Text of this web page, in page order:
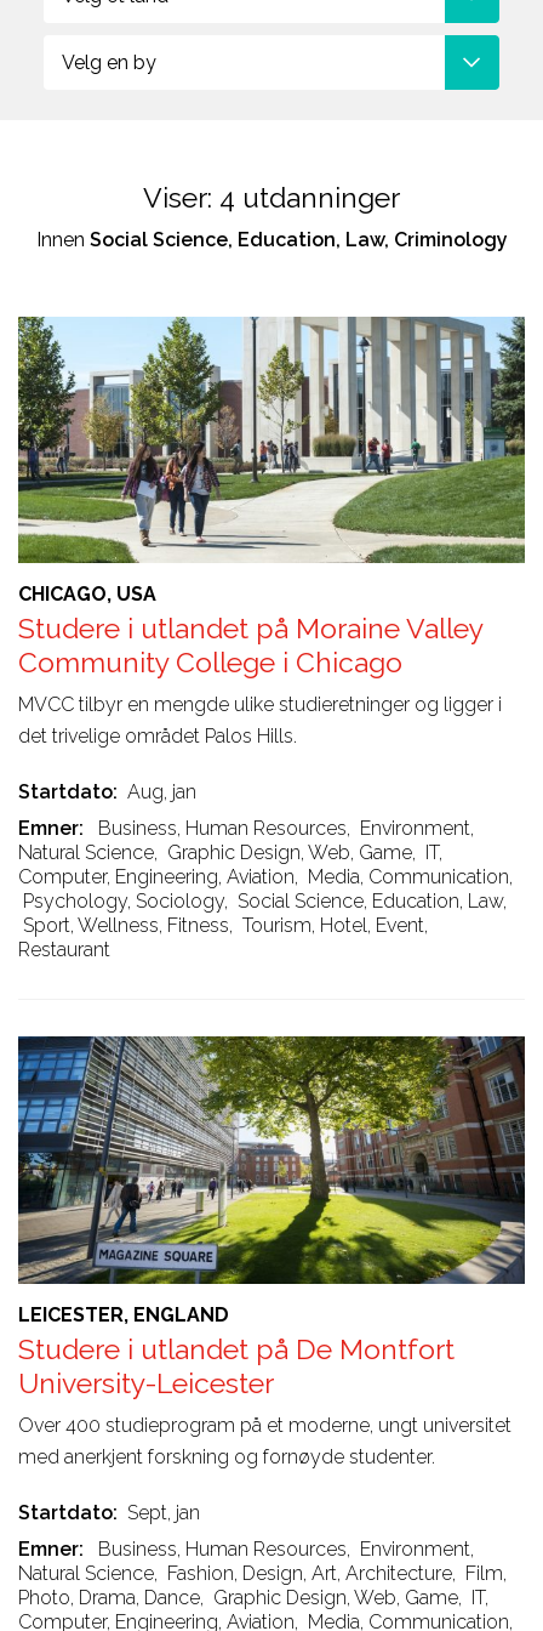
studieveiledere om du
behøver hjelp til å velge
Velg en by
Viser: 4 utdanninger
Innen Social Science, Education, Law, Criminology
CHICAGO, USA
Studere i utlandet på Moraine Valley
Community College i Chicago
MVCC tilbyr en mengde ulike studieretninger og ligger i
det trivelige området Palos Hills.
Startdato
Aug, jan
Emner
Business, Human Resources, Environment,
Natural Science, Graphic Design, Web, Game,
IT,
Computer, Engineering, Aviation, Media, Communication,
Psychology, Sociology, Social Science, Education, Law,
Sport, Wellness, Fitness, Tourism, Hotel, Event,
Restaurant
LEICESTER, ENGLAND
Studere i utlandet på De Montfort
University-Leicester
Over 400 studieprogram på et moderne, ungt universitet
med anerkjent forskning og fornøyde studenter.
Startdato
Sept, jan
Emner
Business, Human Resources, Environment,
Natural Science, Fashion, Design, Art, Architecture, Film,
Photo, Drama, Dance, Graphic Design, Web, Game, IT,
Computer, Engineering, Aviation, Media, Communication,